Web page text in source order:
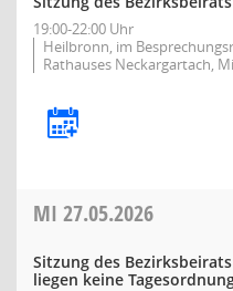
19:00-22:00 Uhr
Heilbronn, im
Rathauses Neckargartach,
MI 27.05.2026
Sitzung des
liegen keine